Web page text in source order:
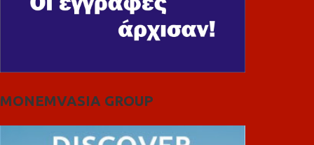
MONEMVASIA GROUP